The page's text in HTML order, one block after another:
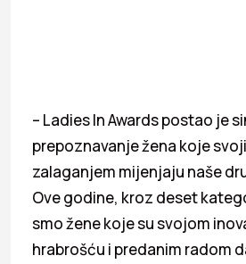
– Ladies In Awards postao je
prepoznavanje žena koje
zalaganjem mijenjaju naše
Ove godine, kroz deset
smo žene koje su svojom
hrabrošću i predanim radom